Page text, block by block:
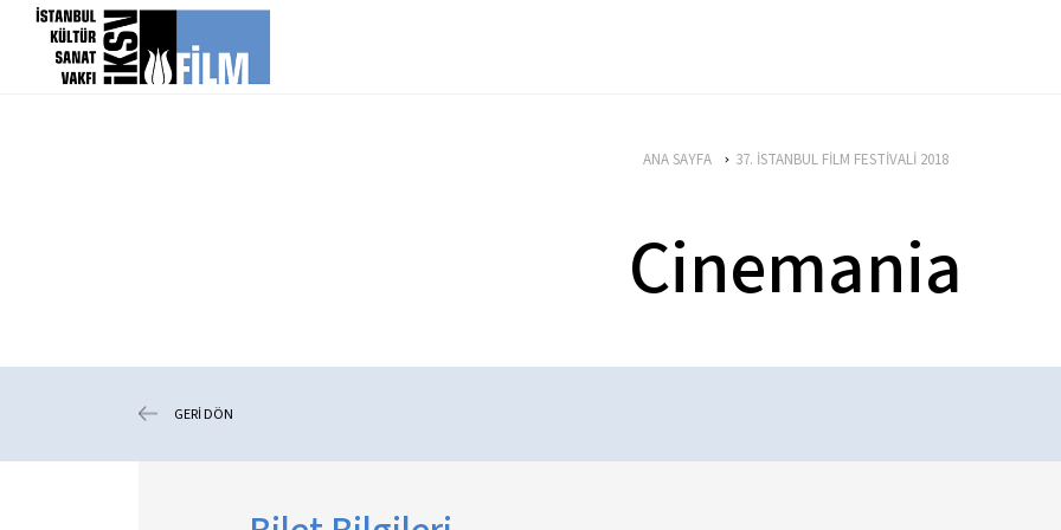
icerigi atla
ANA SAYFA 37. İSTANBUL FİLM FESTİVALİ 2018
Cinemania
GERİ DÖN